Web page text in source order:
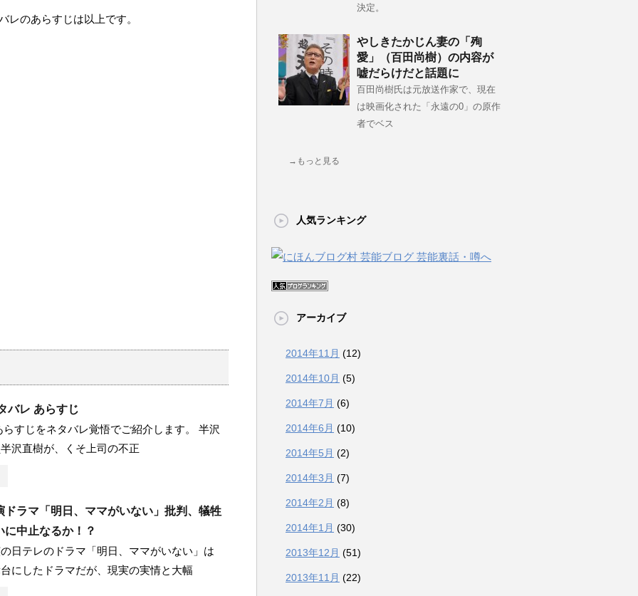
レのあらすじは以上です。
バレ あらすじ
すじをネタバレ覚悟でご紹介します。 半沢
沢直樹が、くそ上司の不正
ドラマ「明日、ママがいない」批判、犠牲
に中止なるか！？
日テレのドラマ「明日、ママがいない」は
にしたドラマだが、現実の実情と大幅
決定。
やしきたかじん妻の「殉
愛」（百田尚樹）の内容が
嘘だらけだと話題に
百田尚樹氏は元放送作家で、現在
は映画化された「永遠の0」の原作
者でベス
→もっと見る
人気ランキング
アーカイブ
2014年11月 (12)
2014年10月 (5)
2014年7月 (6)
2014年6月 (10)
2014年5月 (2)
2014年3月 (7)
2014年2月 (8)
2014年1月 (30)
2013年12月 (51)
2013年11月 (22)